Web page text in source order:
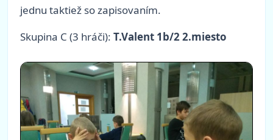
jednu taktiež so zapisovaním.
Skupina C (3 hráči): T.Valent 1b/2 2.miesto